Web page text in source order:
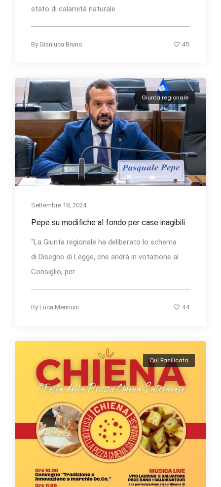
stato di calamità naturale...
By Gianluca Bruno 45
Giunta regionale
Settembre 18, 2024
Pepe su modifiche al fondo per case inagibili
“La Giunta regionale ha deliberato lo schema
di Disegno di Legge, che andrà in votazione al
Consiglio, per...
By Luca Mennuni 44
Qui Basilicata